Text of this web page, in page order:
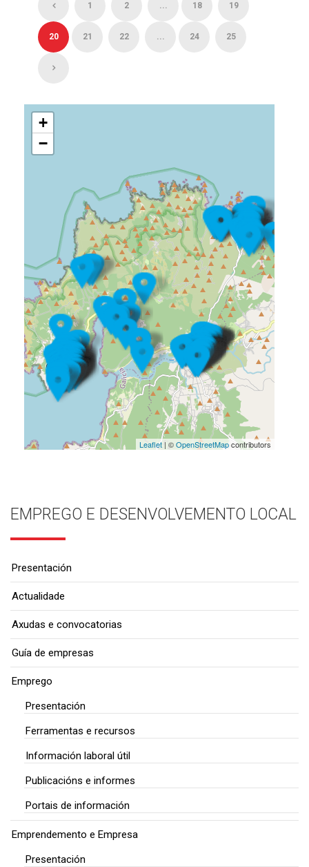
1 2 ... 18 19
20 21 22 ... 24 25
+
−
Leaflet| ©OpenStreetMapcontributors
EMPREGO E DESENVOLVEMENTO LOCAL
Presentación
Actualidade
Axudas e convocatorias
Guía de empresas
Emprego
Presentación
Ferramentas e recursos
Información laboral útil
Publicacións e informes
Portais de información
Emprendemento e Empresa
Presentación